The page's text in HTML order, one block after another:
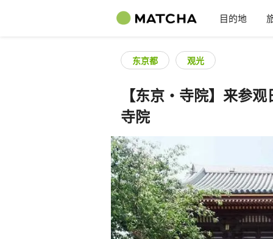
目的地
东京都 观光
【东京·寺院】来参
寺院